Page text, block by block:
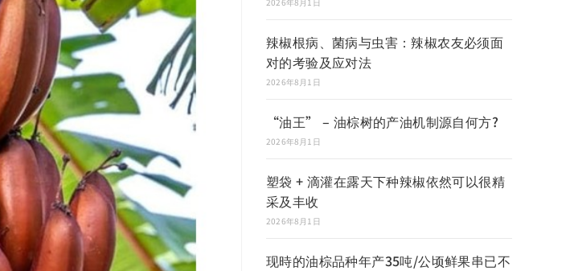
辣椒根病、菌病与虫害：辣椒农友必须面
对的考验及应对法
2026年8月1日
“油王” – 油棕树的产油机制源自何方?
2026年8月1日
塑袋 + 滴灌在露天下种辣椒依然可以很精
采及丰收
2026年8月1日
现時的油棕品种年产35吨/公顷鲜果串已不